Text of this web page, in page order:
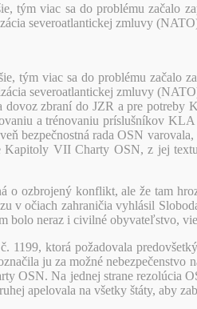
tým viac sa do problému začalo
severoatlantickej zmluvy
tým viac sa do problému
severoatlantickej zmluvy
dovoz zbraní do JZR a pre
a trénovaniu príslušníkov
bezpečnostná rada OSN
Kapitoly VII Charty OSN, z jej
ozbrojený konflikt, ale že tam
v očiach zahraničia vyhlásil
neraz i civilné obyvateľstvo,
1199, ktorá požadovala
ju za možné
OSN. Na jednej strane rezolúcia
apelovala na všetky štáty, aby